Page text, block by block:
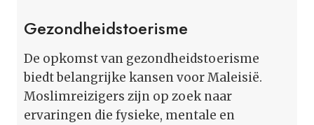
Gezondheidstoerisme
De opkomst van gezondheidstoerisme
biedt belangrijke kansen voor Maleisië.
Moslimreizigers zijn op zoek naar
ervaringen die fysieke, mentale en